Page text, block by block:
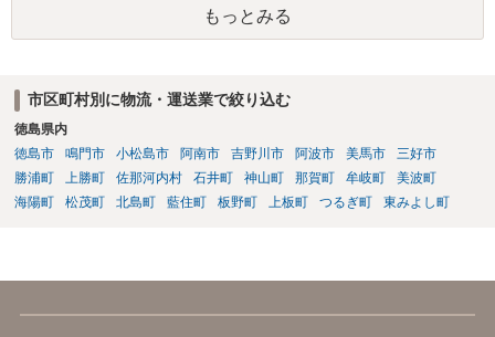
もっとみる
市区町村別に物流・運送業で絞り込む
徳島県内
徳島市
鳴門市 小松島市 阿南市 吉野川市 阿波市 美馬市
三好市
勝浦町
上勝町 佐那河内村 石井町 神山町 那賀町 牟岐町
美波町
海陽町
松茂町 北島町 藍住町 板野町 上板町 つるぎ町 東みよし町